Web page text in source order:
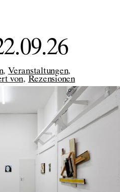
Veranstaltungen
von Rezensionen